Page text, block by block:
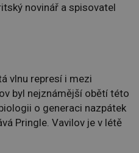
novinář a spisovatel
vlnu represí i mezi
byl nejznámější obětí této
o generaci nazpátek
Pringle. Vavilov je v létě